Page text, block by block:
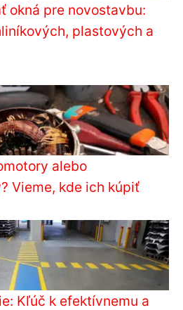
okná pre novostavbu:
plastových a
alebo
Vieme, kde ich kúpiť
Kľúč k efektívnemu a